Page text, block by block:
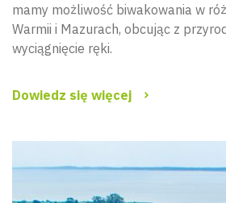
mamy możliwość biwakowania w
Warmii i Mazurach, obcując z
wyciągnięcie ręki.
Dowiedz się więcej